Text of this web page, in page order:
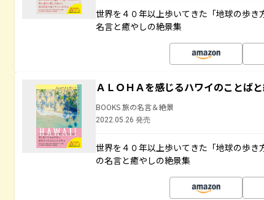
世界を４０年以上歩いてきた「地球の歩
名言と癒やしの絶景集
ＡＬＯＨＡを感じるハワイのことば
BOOKS 旅の名言＆絶景
2022.05.26 発売
世界を４０年以上歩いてきた「地球の歩
の名言と癒やしの絶景集